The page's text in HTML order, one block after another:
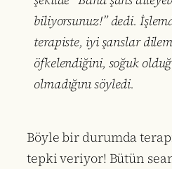
biliyorsunuz!” dedi.
terapiste, iyi şanslar
öfkelendiğini, soğuk
olmadığını söyledi.
Böyle bir durumda
tepki veriyor! Bütün